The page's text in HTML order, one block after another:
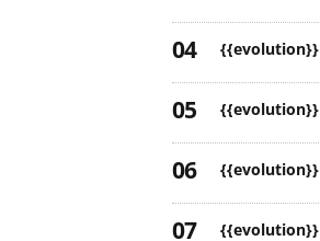
brasil-
oferecidas
{{evolution}}
{{evolution}}
{{evolution}}
{{evolution}}